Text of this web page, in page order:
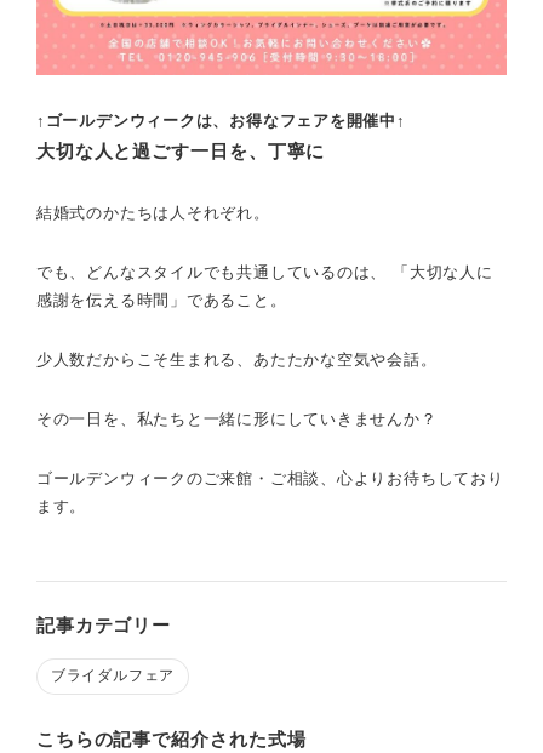
↑ゴールデンウィークは、お得なフェアを開催中↑
大切な人と過ごす一日を、丁寧に
結婚式のかたちは人それぞれ。
でも、どんなスタイルでも共通しているのは、 「大切な人に
感謝を伝える時間」であること。
少人数だからこそ生まれる、あたたかな空気や会話。
その一日を、私たちと一緒に形にしていきませんか？
ゴールデンウィークのご来館・ご相談、心よりお待ちしており
ます。
記事カテゴリー
ブライダルフェア
こちらの記事で紹介された式場